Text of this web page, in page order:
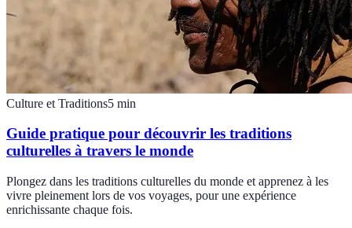
Culture et Traditions5 min
Guide pratique pour découvrir les traditions
culturelles à travers le monde
Plongez dans les traditions culturelles du monde et apprenez à les
vivre pleinement lors de vos voyages, pour une expérience
enrichissante chaque fois.